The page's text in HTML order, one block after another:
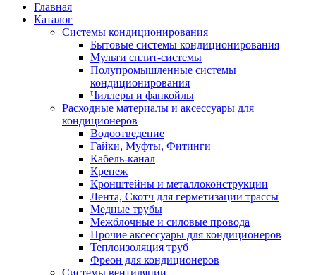
Главная
Каталог
Системы кондиционирования
Бытовые системы кондиционирования
Мульти сплит-системы
Полупромышленные системы
кондиционирования
Чиллеры и фанкойлы
Расходные материалы и аксессуары для
кондиционеров
Водоотведение
Гайки, Муфты, Фитинги
Кабель-канал
Крепеж
Кронштейны и металлоконструкции
Лента, Скотч для герметизации трассы
Медные трубы
Межблочные и силовые провода
Прочие аксессуары для кондиционеров
Теплоизоляция труб
Фреон для кондиционеров